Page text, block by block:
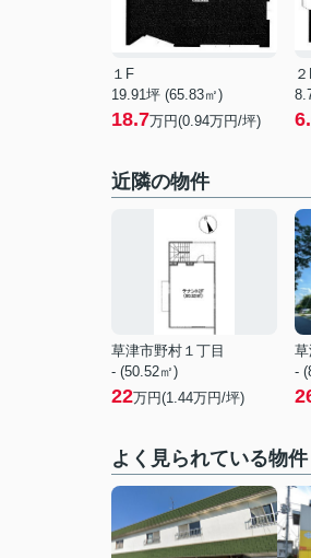
１F
19.91坪 (65.83㎡)
18.7万円(0.94万円/坪)
近隣の物件
草津市野村１丁目
- (50.52㎡)
22万円(1.44万円/坪)
草
-
よく見られている物件